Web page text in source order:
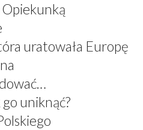
uratowała Europę
uniknąć?